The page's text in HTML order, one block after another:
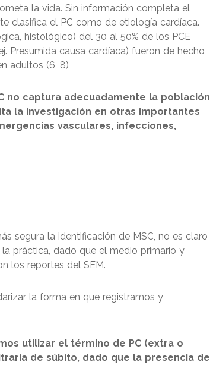
la vida. Sin información completa el
clasifica el PC como de etiología cardíaca.
histológico) del 30 al 50% de los PCE
Presumida causa cardíaca) fueron de hecho
adultos (6, 8)
no captura adecuadamente la población
la investigación en otras importantes
vasculares, infecciones,
segura la identificación de MSC, no es claro
práctica, dado que el medio primario y
los reportes del SEM.
la forma en que registramos y
utilizar el término de PC (extra o
de súbito, dado que la presencia de